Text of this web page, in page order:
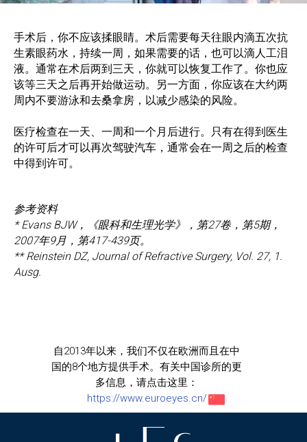
手术后，你不应该揉眼睛。术后需要每天往眼内滴五次抗
生素眼药水，持续一周，如果需要的话，也可以滴人工泪
液。通常在术后两到三天，你就可以恢复工作了。你也应
该等三天之后再开始做运动。另一方面，你应该在大约两
周内不要游泳和去桑拿房，以减少感染的风险。
医疗检查在一天、一周和一个月后进行。只有在得到医生
的许可后才可以再次驾驶汽车，通常会在一周之后的检查
中得到许可。
参考资料
* Evans BJW，《眼科和生理光学》，第27卷，第5期，
2007年9月，第417-439页。
** Reinstein DZ, Journal of Refractive Surgery, Vol. 27, 1.
Ausg.
自2013年以来，我们不仅在欧洲而且在中
国的8个地方提供手术。有关中国诊所的更
多信息，请点击这里：
https://www.euroeyes.cn/